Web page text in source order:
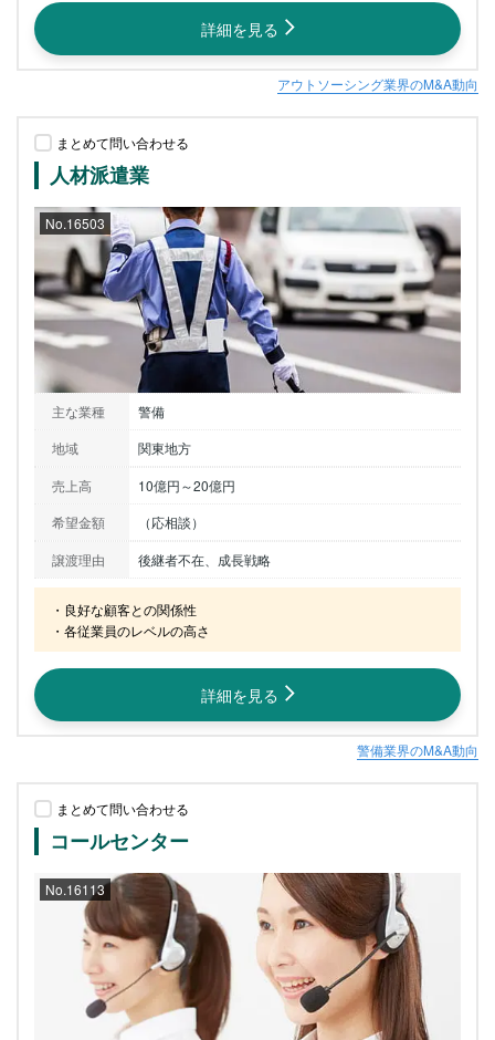
詳細を見る
アウトソーシング業界のM&A動向
まとめて問い合わせる
人材派遣業
No.16503
主な業種
警備
地域
関東地方
売上高
10億円～20億円
希望金額
（応相談）
譲渡理由
後継者不在、成長戦略
・良好な顧客との関係性
・各従業員のレベルの高さ
詳細を見る
警備業界のM&A動向
まとめて問い合わせる
コールセンター
No.16113